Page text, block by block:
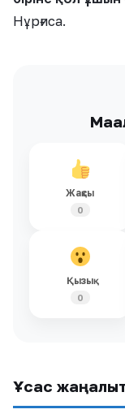
Нұрғиса.
Жақсы
0
Қызық
0
Ұқсас